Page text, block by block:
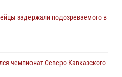
задержали подозреваемого в
чемпионат Северо-Кавказского